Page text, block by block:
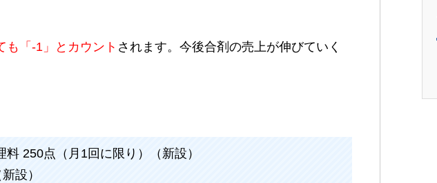
も「-1」とカウント されます。今後合剤の売上が伸びていく
250点（月1回に限り）（新設）
設）